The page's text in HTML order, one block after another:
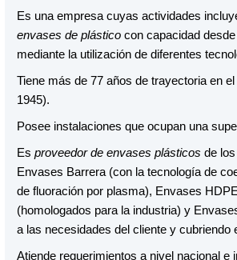
Es una empresa cuyas actividades
envases de plástico con capacidad
mediante la utilización de diferentes
Tiene más de 77 años de trayectoria en
1945).
Posee instalaciones que ocupan una
Es proveedor de envases plásticos de
Envases Barrera (con la tecnología de
de fluoración por plasma), Envases
(homologados para la industria) y
a las necesidades del cliente y cubriendo
Atiende requerimientos a nivel nacional e